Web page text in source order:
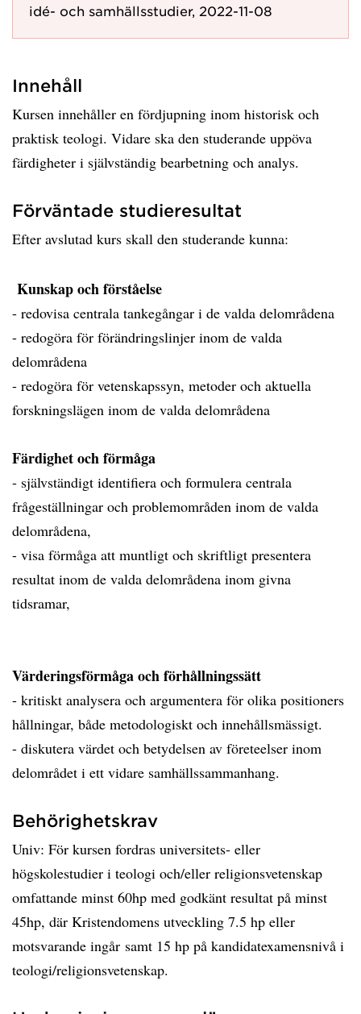
idé- och samhällsstudier, 2022-11-08
Innehåll
Kursen innehåller en fördjupning inom historisk och
praktisk teologi. Vidare ska den studerande uppöva
färdigheter i självständig bearbetning och analys.
Förväntade studieresultat
Efter avslutad kurs skall den studerande kunna:
Kunskap och förståelse
- redovisa centrala tankegångar i de valda delområdena
- redogöra för förändringslinjer inom de valda
delområdena
- redogöra för vetenskapssyn, metoder och aktuella
forskningslägen inom de valda delområdena
Färdighet och förmåga
- självständigt identifiera och formulera centrala
frågeställningar och problemområden inom de valda
delområdena,
- visa förmåga att muntligt och skriftligt presentera
resultat inom de valda delområdena inom givna
tidsramar,
Värderingsförmåga och förhållningssätt
- kritiskt analysera och argumentera för olika positioners
hållningar, både metodologiskt och innehållsmässigt.
- diskutera värdet och betydelsen av företeelser inom
delområdet i ett vidare samhällssammanhang.
Behörighetskrav
Univ: För kursen fordras universitets- eller
högskolestudier i teologi och/eller religionsvetenskap
omfattande minst 60hp med godkänt resultat på minst
45hp, där Kristendomens utveckling 7.5 hp eller
motsvarande ingår samt 15 hp på kandidatexamensnivå i
teologi/religionsvetenskap.